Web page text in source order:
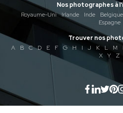
Nos photographes à
Royaume-Uni
Irlande Inde Belgique
Espagne
Trouver nos
A
B C D E F G H I J K L M
X
Y Z